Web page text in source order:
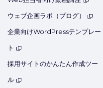
ウェブ企画ラボ（ブログ）
企業向けWordPressテンプレー
ト
採用サイトのかんたん作成ツー
ル